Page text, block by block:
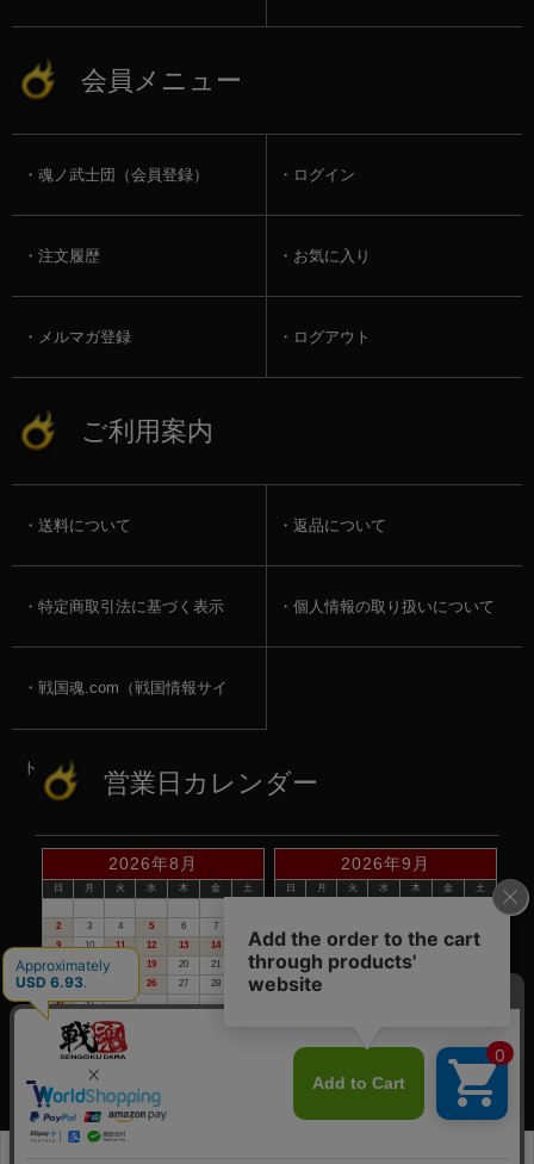
会員メニュー
魂ノ武士団（会員登録） ログイン
注文履歴 お気に入り
メルマガ登録 ログアウト
ご利用案内
送料について 返品について
特定商取引法に基づく表示 個人情報の取り扱いについて
戦国魂.com（戦国情報サイ
ト） 営業日カレンダー
2026年8月
日 月 火 水 木 金
土
2
3 4 5 6 7
9
10 11 12 13 14
15
16
17 19 20 21
22
23
24 26 27 28
29
30
31
2026年9月
日 月 火 水 木 金
土
13
14 15 16 17 18
19
20
21 22 23 24
27
28
赤い日付が定休日です。
※定休日は、商品の発送・電話でのお問合せは、お休みさせて頂いて
おりますので予めご了承下さい。